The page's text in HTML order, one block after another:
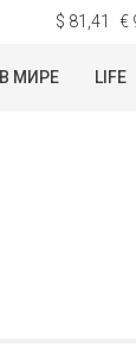
$ 81,41 €
В МИРЕ LIFE